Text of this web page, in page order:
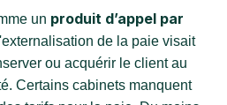
un produit d’appel par
de la paie visait
ou acquérir le client au
Certains cabinets manquent